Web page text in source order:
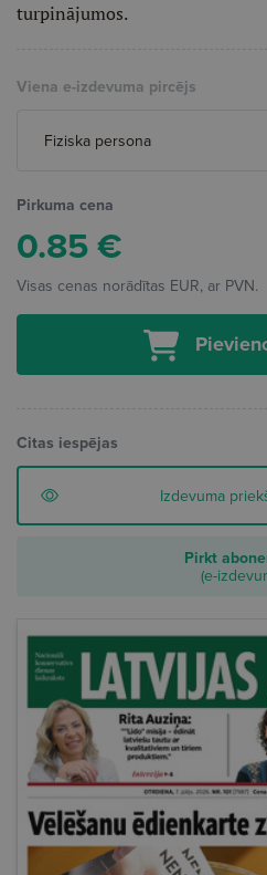
turpinājumos.
Viena e-izdevuma pircējs
Pirkuma cena
0.85€
Visas cenas norādītas EUR, ar PVN.
Citas iespējas
Izdevuma
Pirkt
(e-